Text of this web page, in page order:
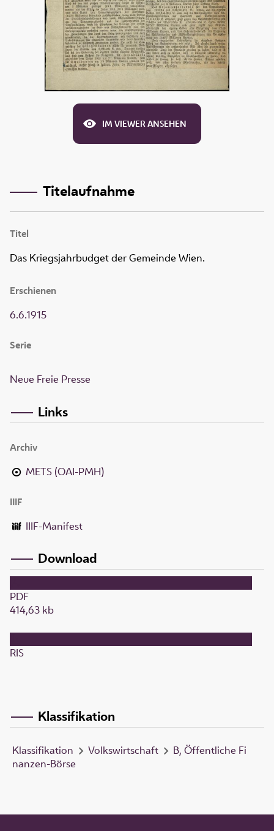
IM VIEWER ANSEHEN
Titelaufnahme
Titel
Das Kriegsjahrbudget der Gemeinde Wien.
Erschienen
6.6.1915
Serie
Neue Freie Presse
Links
Archiv
METS (OAI-PMH)
IIIF
IIIF-Manifest
Download
PDF
414,63 kb
RIS
Klassifikation
Klassifikation Volkswirtschaft
B, Öffentliche Fi
nanzen-Börse